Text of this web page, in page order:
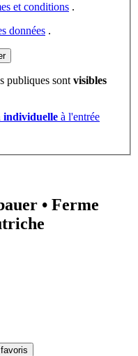
et conditions .
données .
publiques sont visibles
individuelle à l'entrée
• Ferme